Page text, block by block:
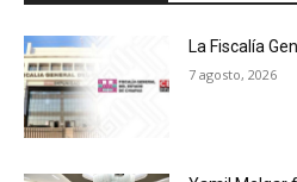
La Fiscalía
7 agosto, 2026